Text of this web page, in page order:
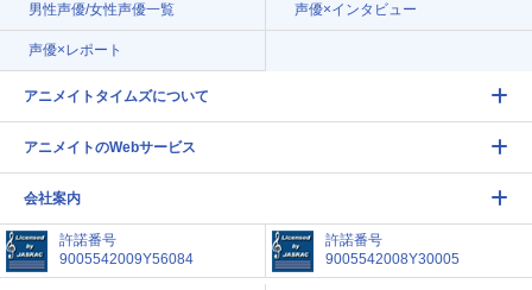
男性声優/女性声優一覧 声優×インタビュー
声優×レポート
アニメイトタイムズについて
アニメイトのWebサービス
会社案内
許諾番号
9005542009Y56084
許諾番号
9005542008Y30005